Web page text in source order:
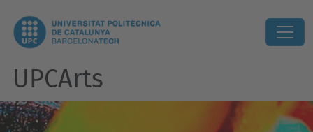
UPCArts